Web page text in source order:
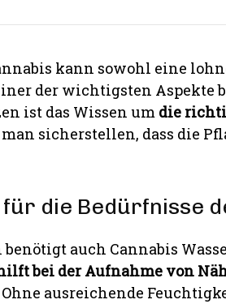
kann sowohl eine
der wichtigsten Aspekte
ist das Wissen um die
sicherstellen, dass die
die Bedürfnisse
auch Cannabis
bei der Aufnahme von
ausreichende